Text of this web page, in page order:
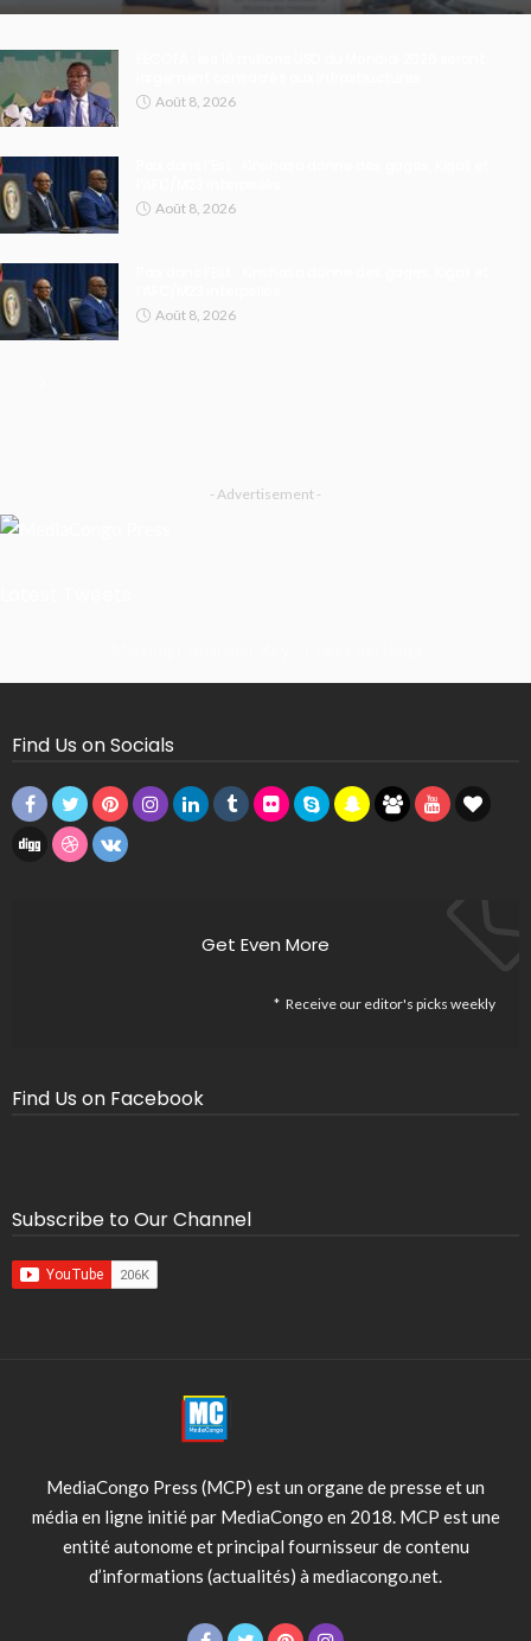
Août 8, 2026
Août 8, 2026
Août 8, 2026
- Advertisement -
Find Us on Socials
Get Even More
Receive our editor's picks weekly
Find Us on Facebook
Subscribe to Our Channel
MediaCongo Press (MCP) est un organe de presse et un
média en ligne initié par MediaCongo en 2018. MCP est une
entité autonome et principal fournisseur de contenu
d’informations (actualités) à mediacongo.net.